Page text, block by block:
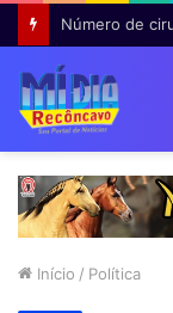
Início / Política